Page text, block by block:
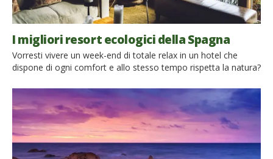
I migliori resort ecologici della Spagna
Vorresti vivere un week-end di totale relax in un hotel che
dispone di ogni comfort e allo stesso tempo rispetta la natura?
Spagna. Un resort è un complesso turistico che offre diverse
attività: piscina, spa, sistemazioni di lusso e una cucina
gourmet si fondono per darvi una […]